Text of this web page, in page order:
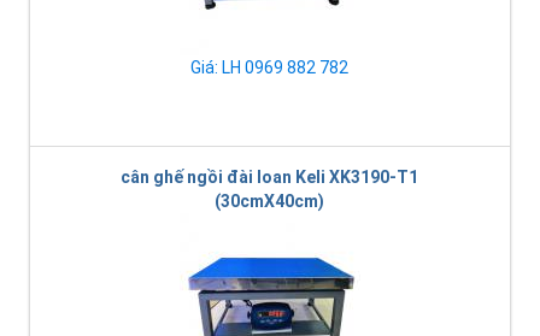
Giá: LH 0969 882 782
cân ghế ngồi đài loan Keli XK3190-T1
(30cmX40cm)